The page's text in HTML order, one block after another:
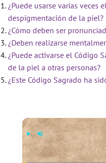
¿Puede usarse varias veces
despigmentación de la piel?
¿Cómo deben ser
¿Deben realizarse
¿Puede activarse el Código
de la piel a otras personas?
¿Este Código Sagrado ha